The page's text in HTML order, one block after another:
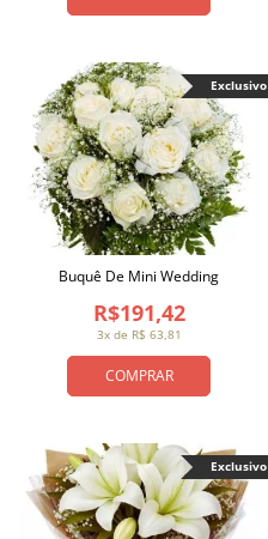
COMPRAR
3x de R$ 63,81
R$191,42
Buquê De Mini Wedding
Exclusivo
Exclusivo